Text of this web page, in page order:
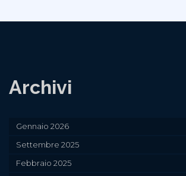
Archivi
Gennaio 2026
Settembre 2025
Febbraio 2025